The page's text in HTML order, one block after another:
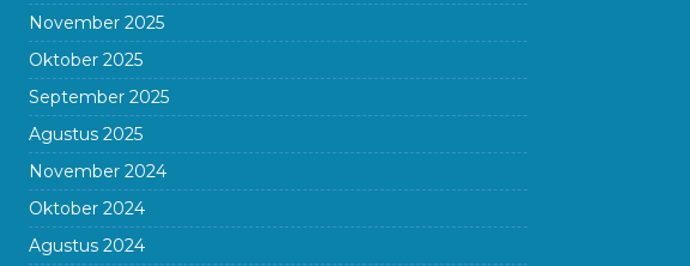
November 2025
Oktober 2025
September 2025
Agustus 2025
November 2024
Oktober 2024
Agustus 2024